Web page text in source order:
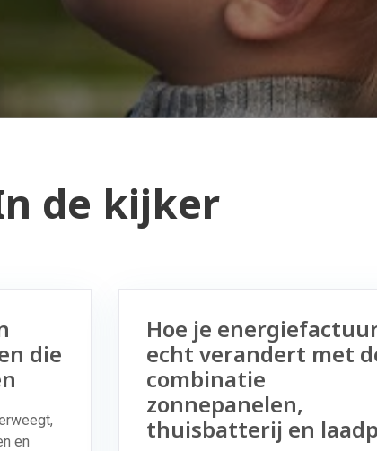
de kijker
die
en
Hoe je
echt verandert met
combinatie
zonnepanelen,
thuisbatterij en